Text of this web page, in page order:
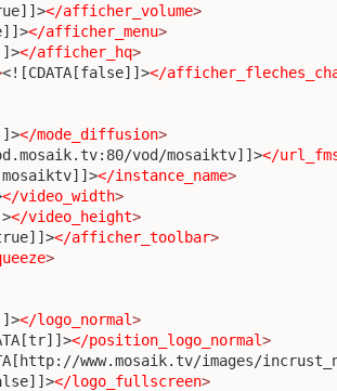
</afficher_volume>
</afficher_menu>
</afficher_hq>
<![CDATA[false]]></
</mode_diffusion>
vod/mosaiktv]]></
</instance_name>
</video_width>
</video_height>
</afficher_toolbar>
>
</logo_normal>
</position_logo_normal>
www.mosaik.tv/images/
</logo_fullscreen>